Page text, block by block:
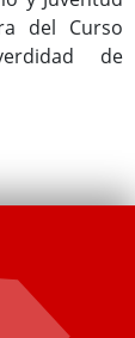
del Curso
de